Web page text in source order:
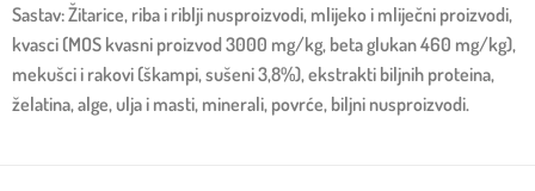
Sastav: Žitarice, riba i riblji nusproizvodi, mlijeko i mliječni proizvodi,
kvasci (MOS kvasni proizvod 3000 mg/kg, beta glukan 460 mg/kg),
mekušci i rakovi (škampi, sušeni 3,8%), ekstrakti biljnih proteina,
želatina, alge, ulja i masti, minerali, povrće, biljni nusproizvodi.